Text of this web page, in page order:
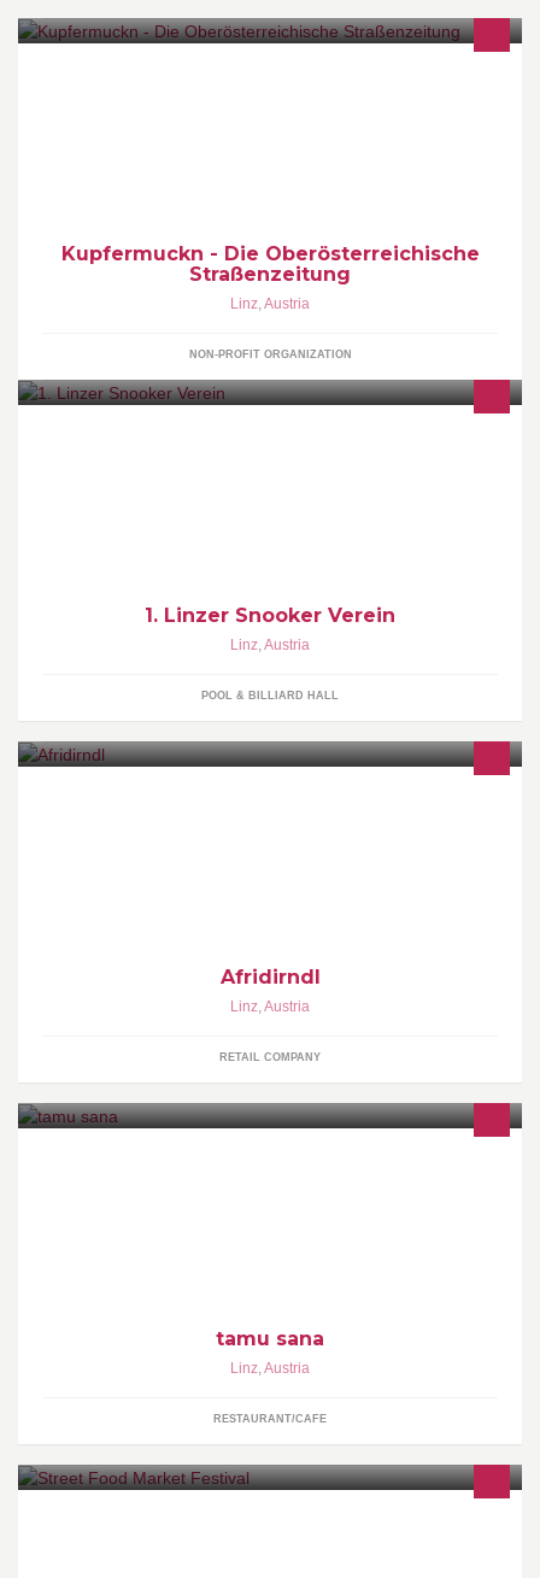
Kupfermuckn - Die Oberösterreichische
Straßenzeitung
Linz,Austria
NON-PROFIT ORGANIZATION
1. Linzer Snooker Verein
Linz,Austria
POOL & BILLIARD HALL
Afridirndl
Linz,Austria
RETAIL COMPANY
tamu sana
Linz,Austria
RESTAURANT/CAFE